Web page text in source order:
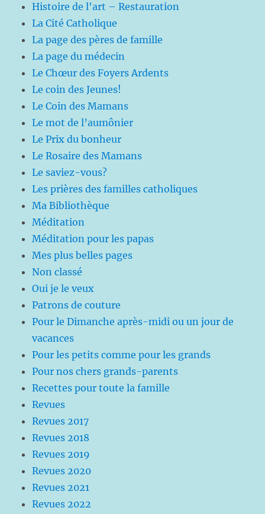
Histoire de l'art – Restauration
La Cité Catholique
La page des pères de famille
La page du médecin
Le Chœur des Foyers Ardents
Le coin des Jeunes!
Le Coin des Mamans
Le mot de l’aumônier
Le Prix du bonheur
Le Rosaire des Mamans
Le saviez-vous?
Les prières des familles catholiques
Ma Bibliothèque
Méditation
Méditation pour les papas
Mes plus belles pages
Non classé
Oui je le veux
Patrons de couture
Pour le Dimanche après-midi ou un jour de
vacances
Pour les petits comme pour les grands
Pour nos chers grands-parents
Recettes pour toute la famille
Revues
Revues 2017
Revues 2018
Revues 2019
Revues 2020
Revues 2021
Revues 2022